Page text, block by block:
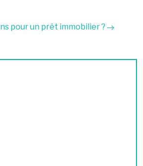
pour un prêt immobilier ?